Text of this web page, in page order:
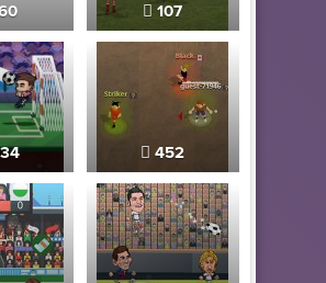
107
452